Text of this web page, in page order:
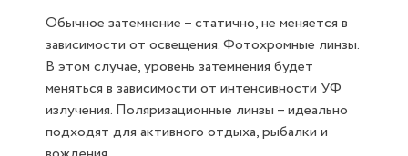
Обычное затемнение – статично, не меняется в
зависимости от освещения. Фотохромные линзы.
В этом случае, уровень затемнения будет
меняться в зависимости от интенсивности УФ
излучения. Поляризационные линзы – идеально
подходят для активного отдыха, рыбалки и